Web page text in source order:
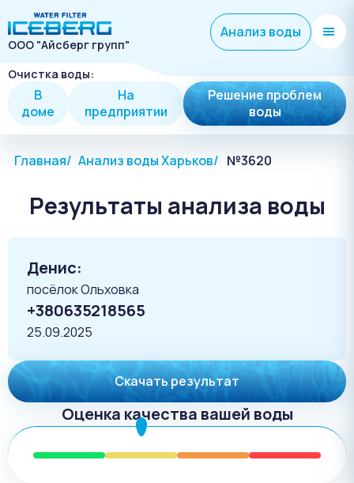
ООО "Айсберг групп"
Анализ воды
Очистка воды:
В
доме
На
предприятии
Решение проблем
воды
Главная Анализ воды Харьков №3620
Результаты анализа воды
Денис:
посёлок Ольховка
+380635218565
25.09.2025
Скачать результат
Оценка качества вашей воды